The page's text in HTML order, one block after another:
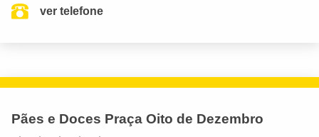
ver telefone
Pães e Doces Praça Oito de Dezembro